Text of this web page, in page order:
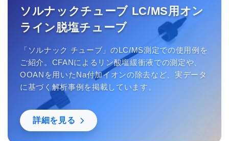
ソルナックチューブ LC/MS用オン
ライン脱塩チューブ
「ソルナック チューブ」のLC/MS測定での使用例を
ご紹介。CFANによるリン酸塩緩衝液での測定や、
OOANを用いたNa付加イオンの除去など、実データ
に基づく解析事例を掲載しています。
詳細を見る